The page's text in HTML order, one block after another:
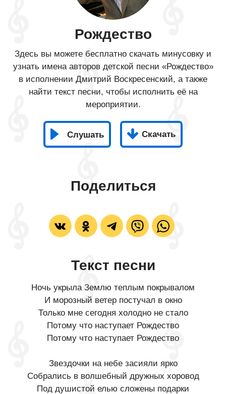
Рождество
Здесь вы можете бесплатно скачать минусовку и
узнать имена авторов детской песни «Рождество»
в исполнении Дмитрий Воскресенский, а также
найти текст песни, чтобы исполнить её на
мероприятии.
Слушать Скачать
Поделиться
Текст песни
Ночь укрыла Землю теплым покрывалом
И морозный ветер постучал в окно
Только мне сегодня холодно не стало
Потому что наступает Рождество
Потому что наступает Рождество
Звездочки на небе засияли ярко
Собрались в волшебный дружных хоровод
Под душистой елью сложены подарки